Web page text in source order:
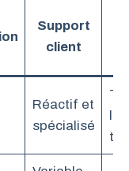
Support
client
Réactif et
spécialisé